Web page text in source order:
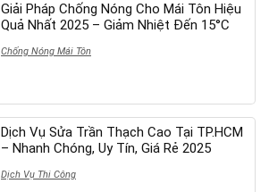
Giải Pháp Chống Nóng Cho Mái Tôn Hiệu
Quả Nhất 2025 – Giảm Nhiệt Đến 15°C
Chống Nóng Mái Tôn
Dịch Vụ Sửa Trần Thạch Cao Tại TP.HCM
– Nhanh Chóng, Uy Tín, Giá Rẻ 2025
Dịch Vụ Thi Công